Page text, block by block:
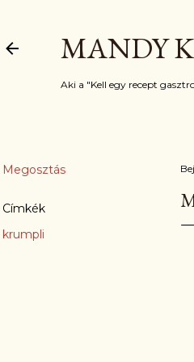
MANDY
Aki a "Kell egy recept
Megosztás
Címkék
krumpli